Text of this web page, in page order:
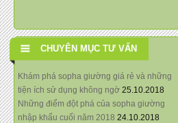
CHUYÊN MỤC TƯ VẤN
Khám phá sopha giường giá rẻ và những
tiện ích sử dụng không ngờ 25.10.2018
Những điểm đột phá của sopha giường
nhập khẩu cuối năm 2018 24.10.2018